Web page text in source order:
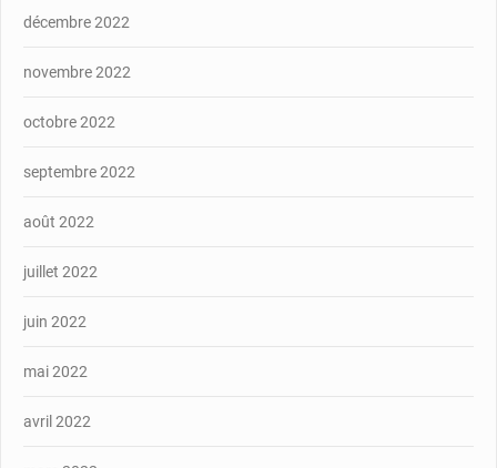
décembre 2022
novembre 2022
octobre 2022
septembre 2022
août 2022
juillet 2022
juin 2022
mai 2022
avril 2022